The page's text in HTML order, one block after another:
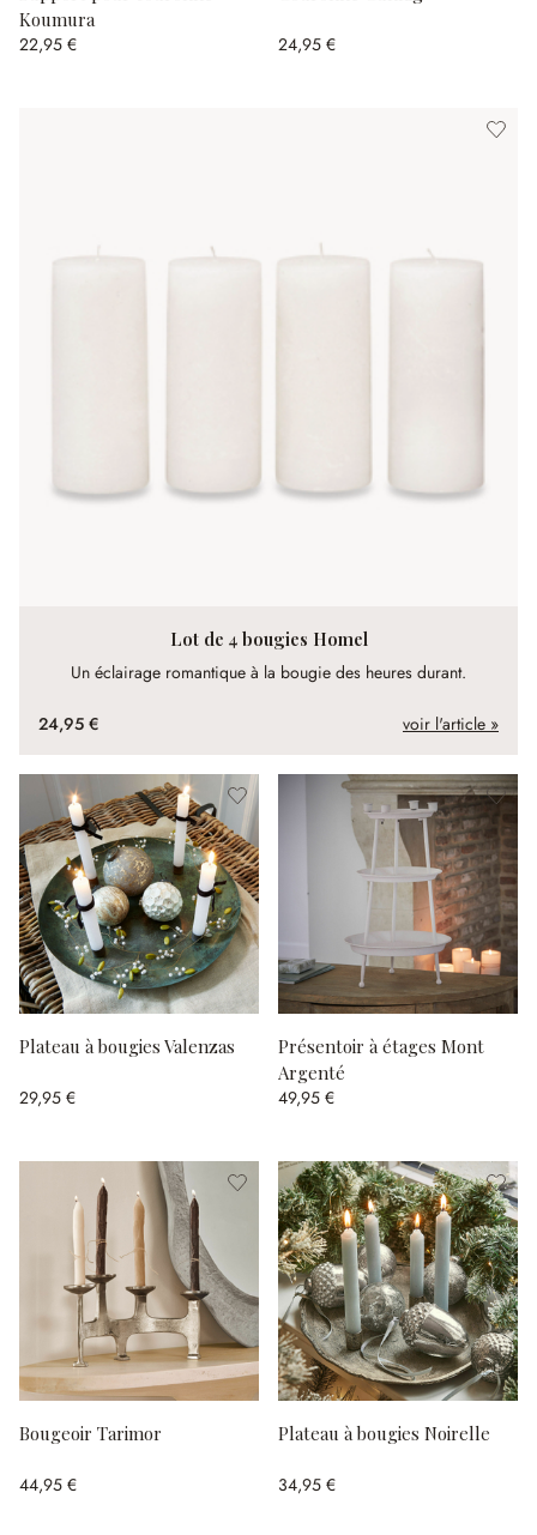
Koumura
22,95 €
Lot de 4 bougies Homel
Un éclairage romantique à la bougie des heures durant.
24,95 € voir l'article »
24,95 €
Plateau à bougies Valenzas
29,95 €
Présentoir à étages Mont
Argenté
49,95 €
Bougeoir Tarimor
44,95 €
Plateau à bougies Noirelle
34,95 €